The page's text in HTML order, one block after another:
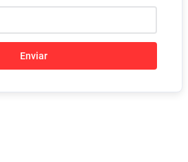
Enviar